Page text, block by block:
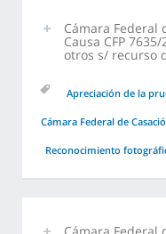
Cámara Federal
Causa CFP
otros s/ recurso
Apreciación de la
Cámara Federal de
Reconocimiento